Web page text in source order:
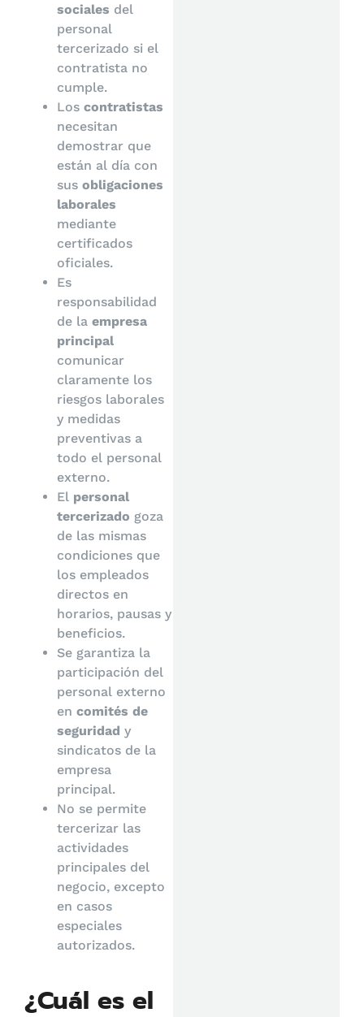
sociales del
personal
tercerizado si el
contratista no
cumple.
Los contratistas
necesitan
demostrar que
están al día con
sus obligaciones
laborales
mediante
certificados
oficiales.
Es
responsabilidad
de la empresa
principal
comunicar
claramente los
riesgos laborales
y medidas
preventivas a
todo el personal
externo.
El personal
tercerizado goza
de las mismas
condiciones que
los empleados
directos en
horarios, pausas y
beneficios.
Se garantiza la
participación del
personal externo
en comités de
seguridad y
sindicatos de la
empresa
principal.
No se permite
tercerizar las
actividades
principales del
negocio, excepto
en casos
especiales
autorizados.
¿Cuál es el